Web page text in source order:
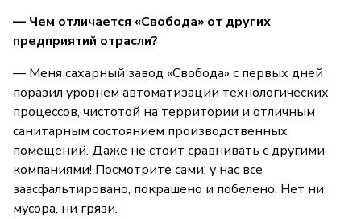
— Чем отличается «Свобода» от других
предприятий отрасли?
— Меня сахарный завод «Свобода» с первых дней
поразил уровнем автоматизации технологических
процессов, чистотой на территории и отличным
санитарным состоянием производственных
помещений. Даже не стоит сравнивать с другими
компаниями! Посмотрите сами: у нас все
заасфальтировано, покрашено и побелено. Нет ни
мусора, ни грязи.